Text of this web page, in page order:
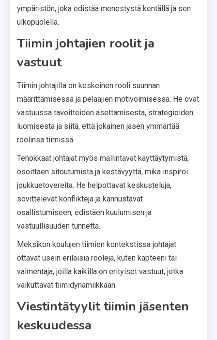
ympäristön, joka edistää menestystä kentällä ja sen
ulkopuolella.
Tiimin johtajien roolit ja
vastuut
Tiimin johtajilla on keskeinen rooli suunnan
määrittämisessä ja pelaajien motivoimisessa. He ovat
vastuussa tavoitteiden asettamisesta, strategioiden
luomisesta ja siitä, että jokainen jäsen ymmärtää
roolinsa tiimissä.
Tehokkaat johtajat myös mallintavat käyttäytymistä,
osoittaen sitoutumista ja kestävyyttä, mikä inspiroi
joukkuetovereita. He helpottavat keskusteluja,
sovittelevat konflikteja ja kannustavat
osallistumiseen, edistäen kuulumisen ja
vastuullisuuden tunnetta.
Meksikon koulujen tiimien kontekstissa johtajat
ottavat usein erilaisia rooleja, kuten kapteeni tai
valmentaja, joilla kaikilla on erityiset vastuut, jotka
vaikuttavat tiimidynamiikkaan.
Viestintätyylit tiimin jäsenten
keskuudessa